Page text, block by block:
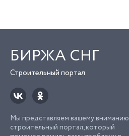
БИРЖА СНГ
Строительный портал
Мы представляем вашему вниманию
строительный портал, который